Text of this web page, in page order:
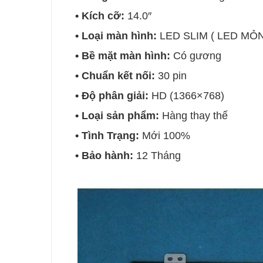
• Kích cỡ: 14.0″
• Loại màn hình: LED SLIM ( LED
• Bề mặt màn hình: Có gương
• Chuẩn kết nối: 30 pin
• Độ phân giải: HD (1366×768)
• Loại sản phẩm: Hàng thay thế
• Tình Trạng: Mới 100%
• Bảo hành: 12 Tháng